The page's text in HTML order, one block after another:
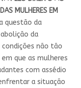
MULHERES EM
questão da
da
não tão
que as mulheres
com assédio
a situação